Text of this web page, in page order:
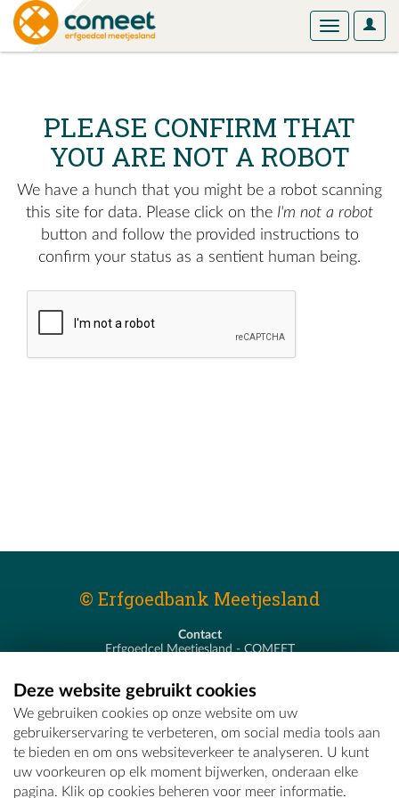
User
Toggle
PLEASE CONFIRM THAT
YOU ARE NOT A ROBOT
We have a hunch that you might be a robot scanning
this site for data. Please click on the I'm not a robot
button and follow the provided instructions to
confirm your status as a sentient human being.
© Erfgoedbank Meetjesland
Contact
Erfgoedcel Meetjesland - COMEET
T - 09 373 75 96
E -erfgoedcel@comeet.be
Deze website gebruikt cookies
We gebruiken cookies op onze website om uw
gebruikerservaring te verbeteren, om social media tools aan
te bieden en om ons websiteverkeer te analyseren. U kunt
uw voorkeuren op elk moment bijwerken, onderaan elke
pagina. Klik op cookies beheren voor meer informatie.